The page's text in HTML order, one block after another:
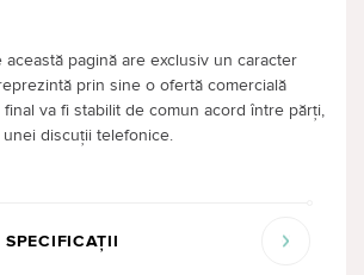
această pagină are exclusiv un caracter
prin sine o ofertă comercială
va fi stabilit de comun acord între părți,
discuții telefonice.
SPECIFICAȚII